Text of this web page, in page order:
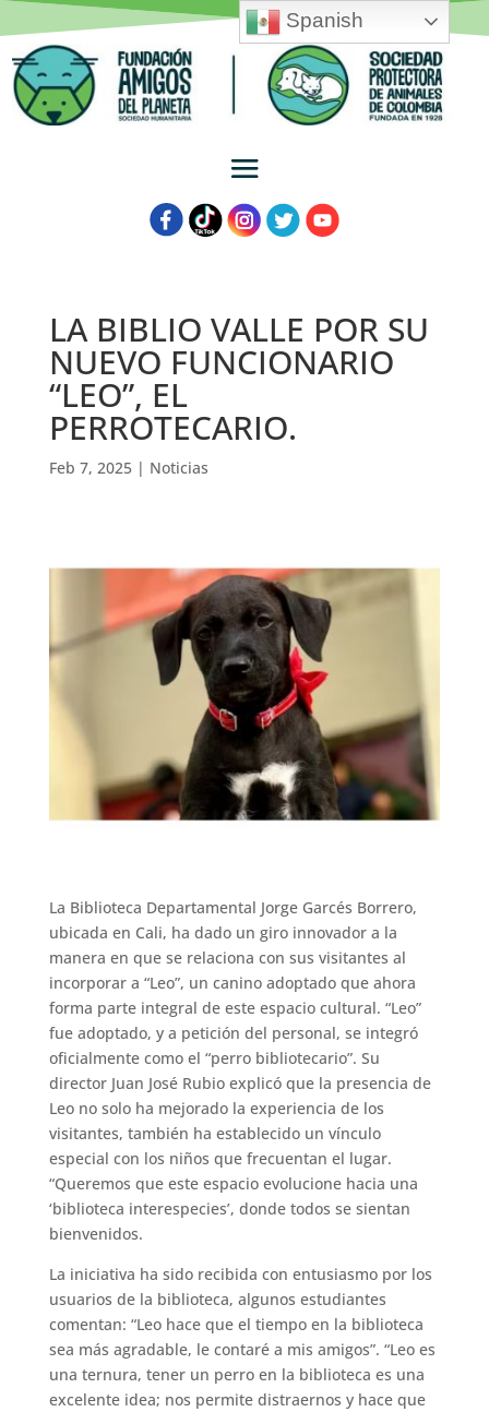
LA BIBLIO VALLE POR SU
NUEVO FUNCIONARIO
“LEO”, EL
PERROTECARIO.
Feb 7, 2025| Noticias
La Biblioteca Departamental Jorge Garcés Borrero,
ubicada en Cali, ha dado un giro innovador a la
manera en que se relaciona con sus visitantes al
incorporar a “Leo”, un canino adoptado que ahora
forma parte integral de este espacio cultural. “Leo”
fue adoptado, y a petición del personal, se integró
oficialmente como el “perro bibliotecario”. Su
director Juan José Rubio explicó que la presencia de
Leo no solo ha mejorado la experiencia de los
visitantes, también ha establecido un vínculo
especial con los niños que frecuentan el lugar.
“Queremos que este espacio evolucione hacia una
‘biblioteca interespecies’, donde todos se sientan
bienvenidos.
La iniciativa ha sido recibida con entusiasmo por los
usuarios de la biblioteca, algunos estudiantes
comentan: “Leo hace que el tiempo en la biblioteca
sea más agradable, le contaré a mis amigos”. “Leo es
una ternura, tener un perro en la biblioteca es una
excelente idea; nos permite distraernos y hace que
Spanish